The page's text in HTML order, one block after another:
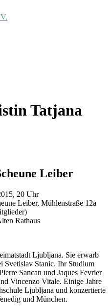
Tatjana
Leiber
20 Uhr
Leiber, Mühlenstraße 12a
Rathaus
Ljubljana. Sie erwarb
Svetislav Stanic. Ihr Studium
Sancan und Jaques Fevrier
Vincenzo Vitale. Einige Jahre
Ljubljana und konzertierte
und München.